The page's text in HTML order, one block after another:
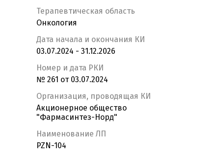
Терапевтическая область
Онкология
Дата начала и окончания КИ
03.07.2024 - 31.12.2026
Номер и дата РКИ
№ 261 от 03.07.2024
Организация, проводящая КИ
Акционерное общество
"Фармасинтез-Норд"
Наименование ЛП
PZN-104